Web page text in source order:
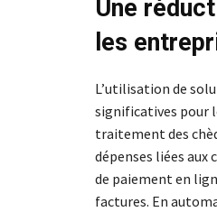
Une
les
L’utilisation de
significatives pour
traitement des
dépenses liées
de paiement en
factures. En